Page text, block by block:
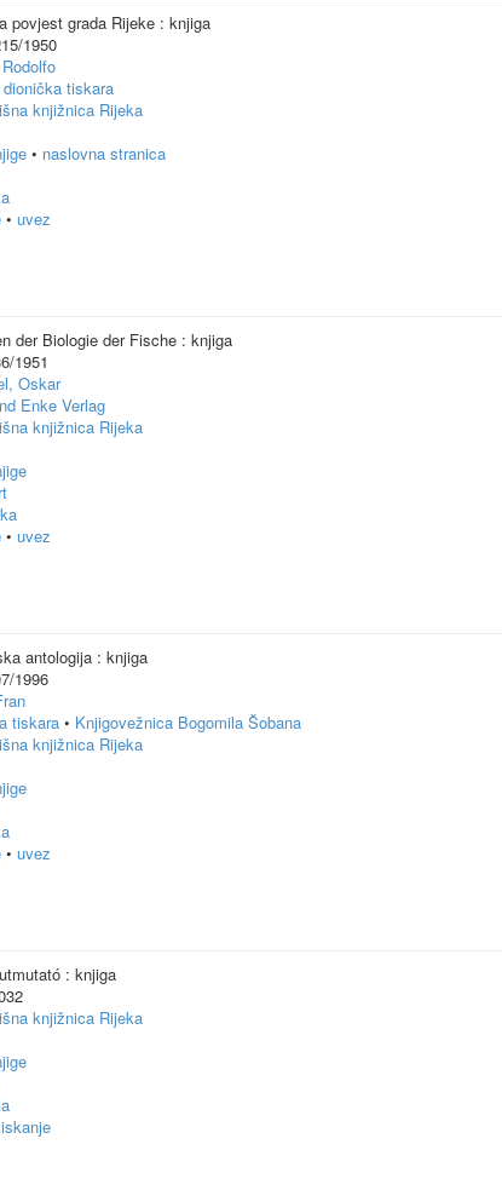
povjest grada Rijeke : knjiga
1950
tiskara
knjižnica Rijeka
• naslovna stranica
• uvez
der Biologie der Fische : knjiga
1951
Oskar
Enke Verlag
knjižnica Rijeka
• uvez
antologija : knjiga
1996
tiskara • Knjigovežnica Bogomila Šobana
knjižnica Rijeka
• uvez
: knjiga
knjižnica Rijeka